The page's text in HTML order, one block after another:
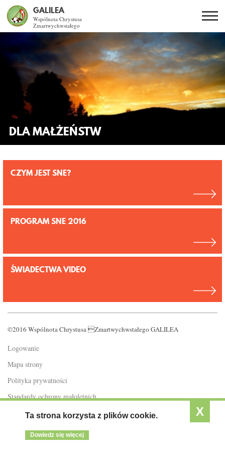
GALILEA
Wspólnota Chrystusa
Zmartwychwstałego
PL EN BG
Szukaj
CO DAJE ŻYCIE Z JEZUSEM?
SPOTKANIA OTWARTE
DLA KOGO?
KURSY SNE
DLA MAŁŻEŃSTW
CZYM JEST SNE?
PROGRAM SNE 2016
ŚWIADECTWA VIDEO
©2016 Wspólnota Chrystusa Zmartwychwstałego GALILEA
Logowanie
Mapa strony
Polityka prywatności
Standardy ochrony małoletnich
Ta strona korzysta z plików cookie.
Dowiedz się więcej
X